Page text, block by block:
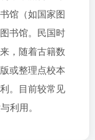
馆（如国家图
书馆。民国时
，随着古籍数
或整理点校本
。目前较常见
利用。